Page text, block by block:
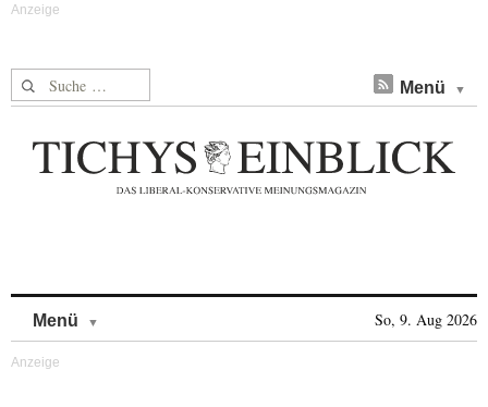
Suche nach: Menü
Menü So, 9. Aug 2026